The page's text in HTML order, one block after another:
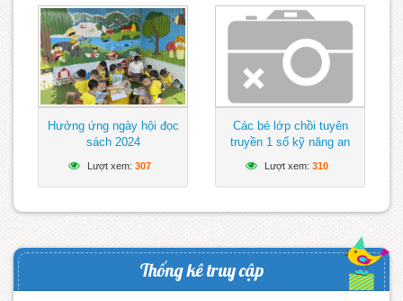
Hưởng ứng ngày hội đọc
sách 2024
Lượt xem: 307
Các bé lớp chồi tuyên
truyền 1 số kỹ năng an
thông
Lượt xem: 310
Thống kê truy cập